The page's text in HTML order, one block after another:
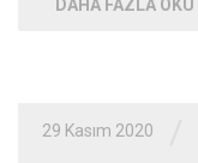
DAHA FAZLA OKU
29 Kasım 2020